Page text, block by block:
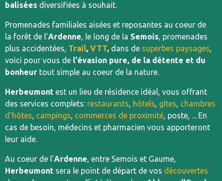
balisées diversifiées à souhait.
Promenades familiales aisées et reposantes au coeur de
la forêt de l'Ardenne, le long de la Semois, promenades
plus accidentées, Trail, VTT, dans de superbes paysages,
voici pour vous de l'évasion pure, de la détente et du
bonheur tout simple au coeur de la nature.
Herbeumont est un lieu de résidence idéal, vous offrant
des services complets: restaurants, hôtels, gîtes, chambres
d'hôtes, campings, commerces de proximité, poste, ... En
cas de besoin, médecins et pharmacien vous apporteront
leur aide.
Au coeur de l'Ardenne, entre Semois et Gaume,
Herbeumont sera le point de départ de vos découvertes